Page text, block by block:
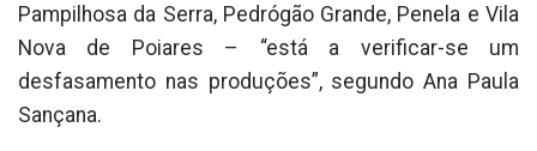
Pampilhosa da Serra, Pedrógão Grande, Penela e Vila
Nova de Poiares – “está a verificar-se um
desfasamento nas produções”, segundo Ana Paula
Sançana.